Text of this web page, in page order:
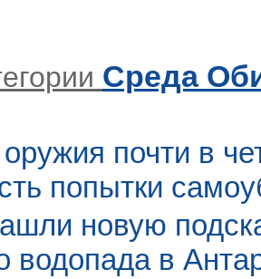
Среда
почти в
попытки
новую
водопада в